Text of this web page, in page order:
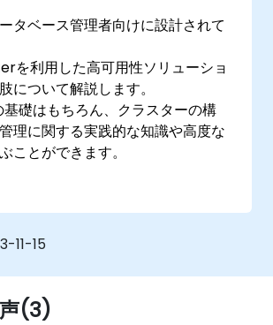
タベース管理者向けに設計されて
を利用した高可用性ソリューショ
について解説します。
礎はもちろん、クラスターの構
理に関する実践的な知識や高度な
ことができます。
11-15
(3)